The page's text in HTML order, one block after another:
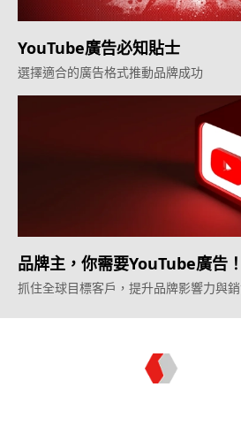
YouTube廣告必知貼士
選擇適合的廣告格式推動品牌成功
品牌主，你需要YouTube廣告！
抓住全球目標客戶，提升品牌影響力與銷